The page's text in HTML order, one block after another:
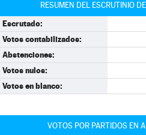
RESUMEN DEL ESCRUTINIO
Escrutado:
Votos contabilizados:
Abstenciones:
Votos nulos:
Votos en blanco:
VOTOS POR PARTIDOS EN